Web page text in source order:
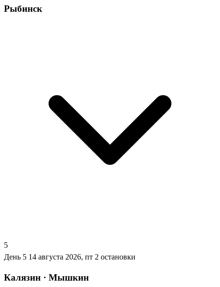
Рыбинск
5
День 5 14 августа 2026, пт 2 остановки
Калязин · Мышкин